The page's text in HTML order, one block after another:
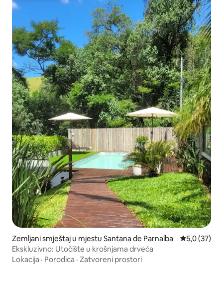
Zemljani smještaj u mjestu Santana de Parnaíba Prosječna
5,0 (37)
Ekskluzivno: Utočište u krošnjama drveća
Lokacija · Porodica · Zatvoreni prostori